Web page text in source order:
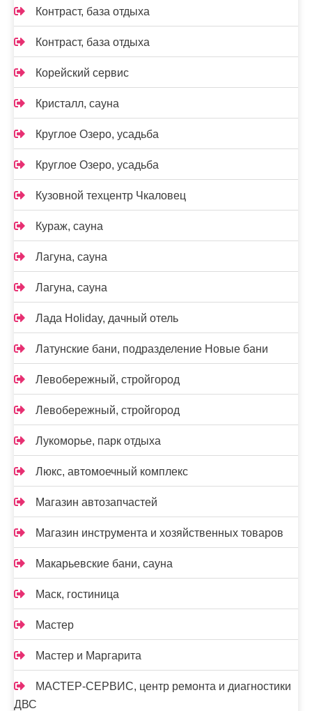
Контраст, база отдыха
Контраст, база отдыха
Корейский сервис
Кристалл, сауна
Круглое Озеро, усадьба
Круглое Озеро, усадьба
Кузовной техцентр Чкаловец
Кураж, сауна
Лагуна, сауна
Лагуна, сауна
Лада Holidаy, дачный отель
Латунские бани, подразделение Новые бани
Левобережный, стройгород
Левобережный, стройгород
Лукоморье, парк отдыха
Люкс, автомоечный комплекс
Магазин автозапчастей
Магазин инструмента и хозяйственных товаров
Макарьевские бани, сауна
Маск, гостиница
Мастер
Мастер и Маргарита
МАСТЕР-СЕРВИС, центр ремонта и диагностики
ДВС